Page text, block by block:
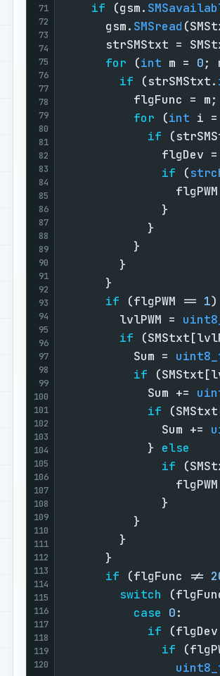
71
72
73
74
75
76
77
78
79
80
81
82
83
84
85
86
87
88
89
90
91
92
93
94
95
96
97
98
99
100
101
102
103
104
105
106
107
108
109
110
111
112
113
114
115
116
117
118
119
120
if (gsm.
      gsm.
SMSread
for (int m = 0;
if (strSMStxt.
for (int i =
if
if (
flgPWM
if (flgPWM == 1
        lvlPWM =
if
          Sum =
if
            Sum +=
if
              Sum +=
            }
else
if
flgPWM
if (flgFunc !=
switch
case 0
if
if